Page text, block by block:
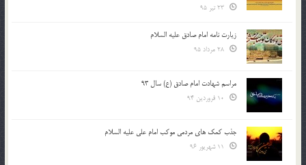
زیارت نامه امام صادق علیه السلام
مراسم شهادت امام صادق (ع) سال 93
جذب کمک های مردمی موکب امام علی علیه السلام